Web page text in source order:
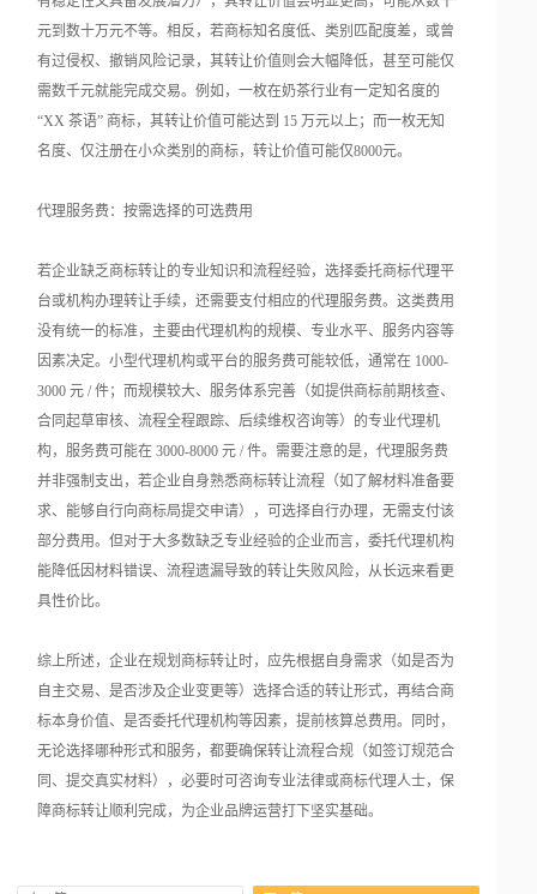
元到数十万元不等。相反，若商标知名度低、类别匹配度差，或曾
有过侵权、撤销风险记录，其转让价值则会大幅降低，甚至可能仅
需数千元就能完成交易。例如，一枚在奶茶行业有一定知名度的
“XX 茶语” 商标，其转让价值可能达到 15 万元以上；而一枚无知
名度、仅注册在小众类别的商标，转让价值可能仅8000元。
代理服务费：按需选择的可选费用
若企业缺乏商标转让的专业知识和流程经验，选择委托商标代理平
台或机构办理转让手续，还需要支付相应的代理服务费。这类费用
没有统一的标准，主要由代理机构的规模、专业水平、服务内容等
因素决定。小型代理机构或平台的服务费可能较低，通常在 1000-
3000 元 / 件；而规模较大、服务体系完善（如提供商标前期核查、
合同起草审核、流程全程跟踪、后续维权咨询等）的专业代理机
构，服务费可能在 3000-8000 元 / 件。需要注意的是，代理服务费
并非强制支出，若企业自身熟悉商标转让流程（如了解材料准备要
求、能够自行向商标局提交申请），可选择自行办理，无需支付该
部分费用。但对于大多数缺乏专业经验的企业而言，委托代理机构
能降低因材料错误、流程遗漏导致的转让失败风险，从长远来看更
具性价比。
综上所述，企业在规划商标转让时，应先根据自身需求（如是否为
自主交易、是否涉及企业变更等）选择合适的转让形式，再结合商
标本身价值、是否委托代理机构等因素，提前核算总费用。同时，
无论选择哪种形式和服务，都要确保转让流程合规（如签订规范合
同、提交真实材料），必要时可咨询专业法律或商标代理人士，保
障商标转让顺利完成，为企业品牌运营打下坚实基础。